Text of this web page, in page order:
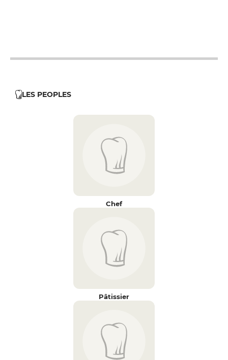
LES PEOPLES
Chef
Pâtissier